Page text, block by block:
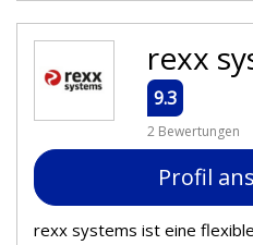
rexx
9.3
2 Bewertungen
Profil
rexx systems ist eine